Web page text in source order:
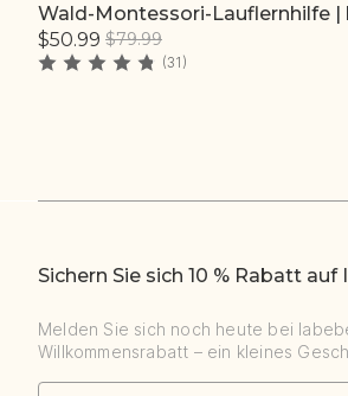
Wald-Montessori-Lauflernhilfe |
$50.99 $79.99
(31)
Sichern Sie sich 10 % Rabatt
Melden Sie sich noch heute bei
Willkommensrabatt – ein kleines